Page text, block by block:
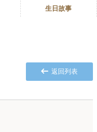
生日故事
返回列表